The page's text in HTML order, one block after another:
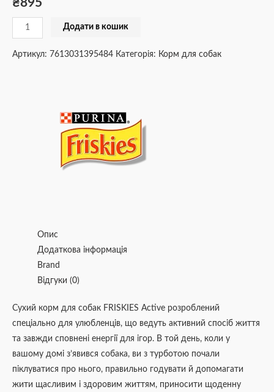
₴895
Додати в кошик
Артикул: 7613031395484 Категорія: Корм для собак
Опис
Додаткова інформація
Brand
Відгуки (0)
Сухий корм для собак FRISKIES Active розроблений
спеціально для улюбленців, що ведуть активний спосіб життя
та завжди сповнені енергії для ігор. В той день, коли у
вашому домі з’явився собака, ви з турботою почали
піклуватися про нього, правильно годувати й допомагати
жити щасливим і здоровим життям, приносити щоденну